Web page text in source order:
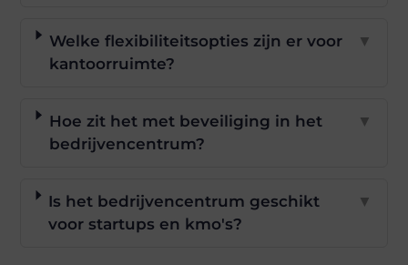
Welke flexibiliteitsopties zijn er voor
kantoorruimte?
▼
Hoe zit het met beveiliging in het
bedrijvencentrum?
▼
Is het bedrijvencentrum geschikt
voor startups en kmo's?
▼